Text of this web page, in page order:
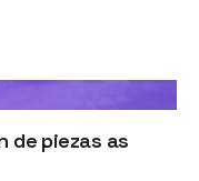
de piezas as